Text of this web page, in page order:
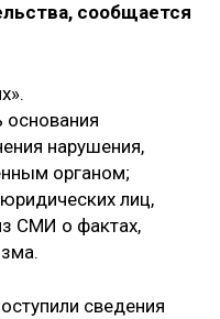
сообщается
основания
нарушения,
органом;
лиц,
СМИ о фактах,
сведения